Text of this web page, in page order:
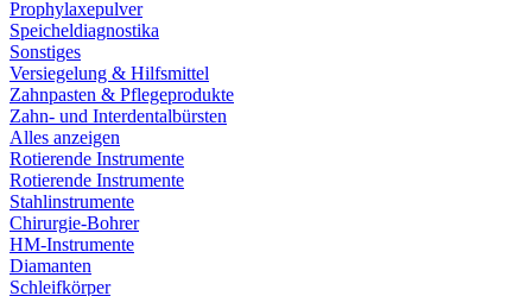
Prophylaxepulver
Speicheldiagnostika
Sonstiges
Versiegelung & Hilfsmittel
Zahnpasten & Pflegeprodukte
Zahn- und Interdentalbürsten
Alles anzeigen
Rotierende Instrumente
Rotierende Instrumente
Stahlinstrumente
Chirurgie-Bohrer
HM-Instrumente
Diamanten
Schleifkörper